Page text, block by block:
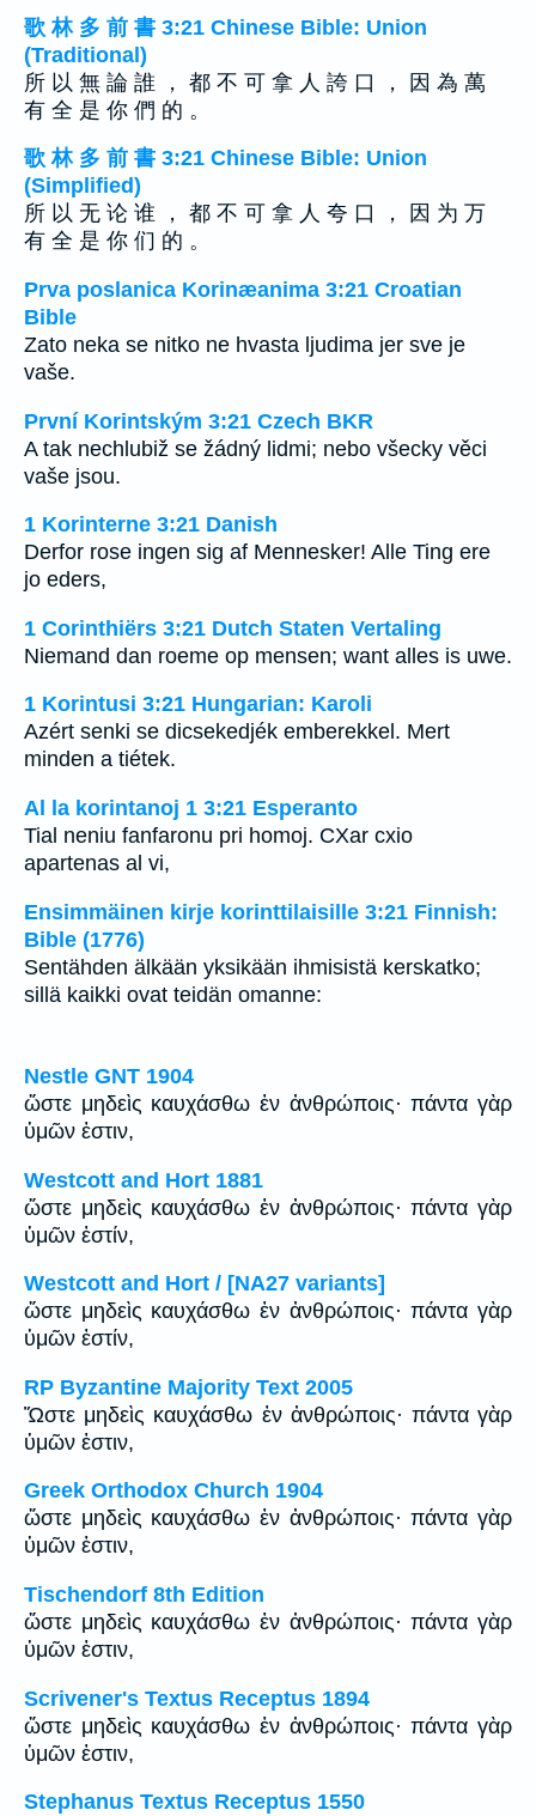
歌 林 多 前 書 3:21 Chinese Bible: Union
(Traditional)
所 以 無 論 誰 ， 都 不 可 拿 人 誇 口 ， 因 為 萬
有 全 是 你 們 的 。
歌 林 多 前 書 3:21 Chinese Bible: Union
(Simplified)
所 以 无 论 谁 ， 都 不 可 拿 人 夸 口 ， 因 为 万
有 全 是 你 们 的 。
Prva poslanica Korinæanima 3:21 Croatian
Bible
Zato neka se nitko ne hvasta ljudima jer sve je
vaše.
První Korintským 3:21 Czech BKR
A tak nechlubiž se žádný lidmi; nebo všecky věci
vaše jsou.
1 Korinterne 3:21 Danish
Derfor rose ingen sig af Mennesker! Alle Ting ere
jo eders,
1 Corinthiërs 3:21 Dutch Staten Vertaling
Niemand dan roeme op mensen; want alles is uwe.
1 Korintusi 3:21 Hungarian: Karoli
Azért senki se dicsekedjék emberekkel. Mert
minden a tiétek.
Al la korintanoj 1 3:21 Esperanto
Tial neniu fanfaronu pri homoj. CXar cxio
apartenas al vi,
Ensimmäinen kirje korinttilaisille 3:21 Finnish:
Bible (1776)
Sentähden älkään yksikään ihmisistä kerskatko;
sillä kaikki ovat teidän omanne:
Nestle GNT 1904
ὥστε μηδεὶς καυχάσθω ἐν ἀνθρώποις· πάντα γὰρ
ὑμῶν ἐστιν,
Westcott and Hort 1881
ὥστε μηδεὶς καυχάσθω ἐν ἀνθρώποις· πάντα γὰρ
ὑμῶν ἐστίν,
Westcott and Hort / [NA27 variants]
ὥστε μηδεὶς καυχάσθω ἐν ἀνθρώποις· πάντα γὰρ
ὑμῶν ἐστίν,
RP Byzantine Majority Text 2005
Ὥστε μηδεὶς καυχάσθω ἐν ἀνθρώποις· πάντα γὰρ
ὑμῶν ἐστιν,
Greek Orthodox Church 1904
ὥστε μηδεὶς καυχάσθω ἐν ἀνθρώποις· πάντα γὰρ
ὑμῶν ἐστιν,
Tischendorf 8th Edition
ὥστε μηδεὶς καυχάσθω ἐν ἀνθρώποις· πάντα γὰρ
ὑμῶν ἐστιν,
Scrivener's Textus Receptus 1894
ὥστε μηδεὶς καυχάσθω ἐν ἀνθρώποις· πάντα γὰρ
ὑμῶν ἐστιν,
Stephanus Textus Receptus 1550